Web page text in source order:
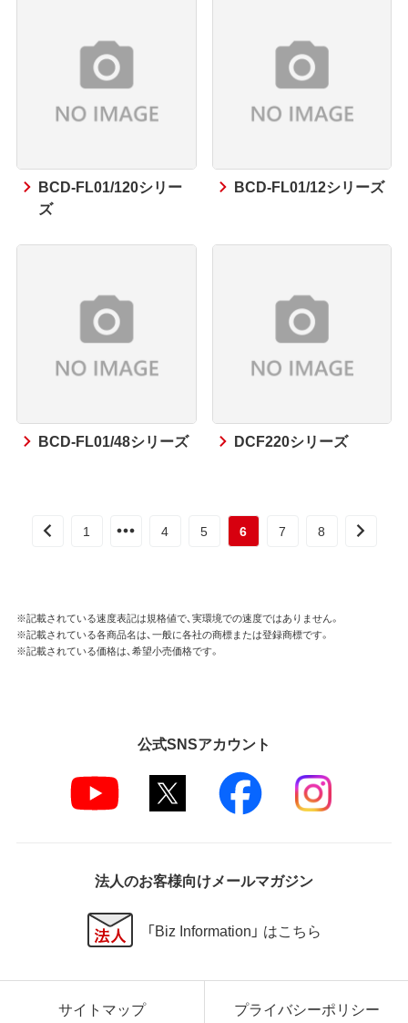
BCD-FL01/120シリー
ズ
BCD-FL01/12シリーズ
BCD-FL01/48シリーズ DCF220シリーズ
1 4 5 6 7 8
※記載されている速度表記は規格値で、実環境での速度ではありません。
※記載されている各商品名は、一般に各社の商標または登録商標です。
※記載されている価格は、希望小売価格です。
公式SNSアカウント
法人のお客様向けメールマガジン
「Biz Information」 はこちら
サイトマップ プライバシーポリシー